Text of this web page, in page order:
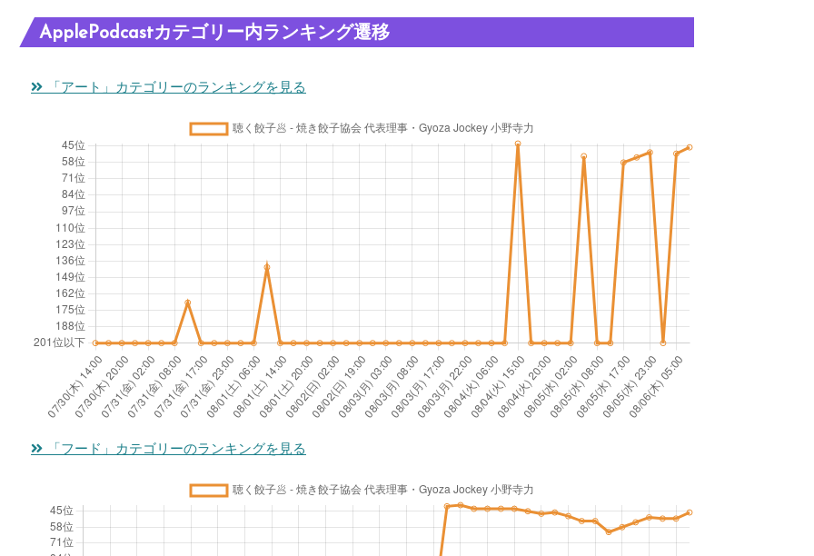
ApplePodcastカテゴリー内ランキング遷移
「アート」カテゴリーのランキングを見る
「フード」カテゴリーのランキングを見る